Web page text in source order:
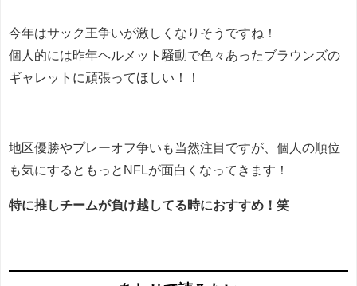
今年はサック王争いが激しくなりそうですね！
個人的には昨年ヘルメット騒動で色々あったブラウンズの
ギャレットに頑張ってほしい！！
地区優勝やプレーオフ争いも当然注目ですが、個人の順位
も気にするともっとNFLが面白くなってきます！
特に推しチームが負け越してる時におすすめ！笑